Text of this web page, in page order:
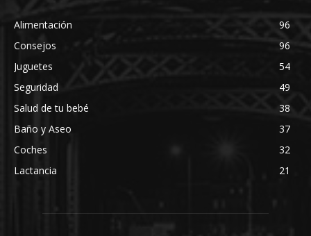
Alimentación
96
Consejos
96
Juguetes
54
Seguridad
49
Salud de tu bebé
38
Baño y Aseo
37
Coches
32
Lactancia
21